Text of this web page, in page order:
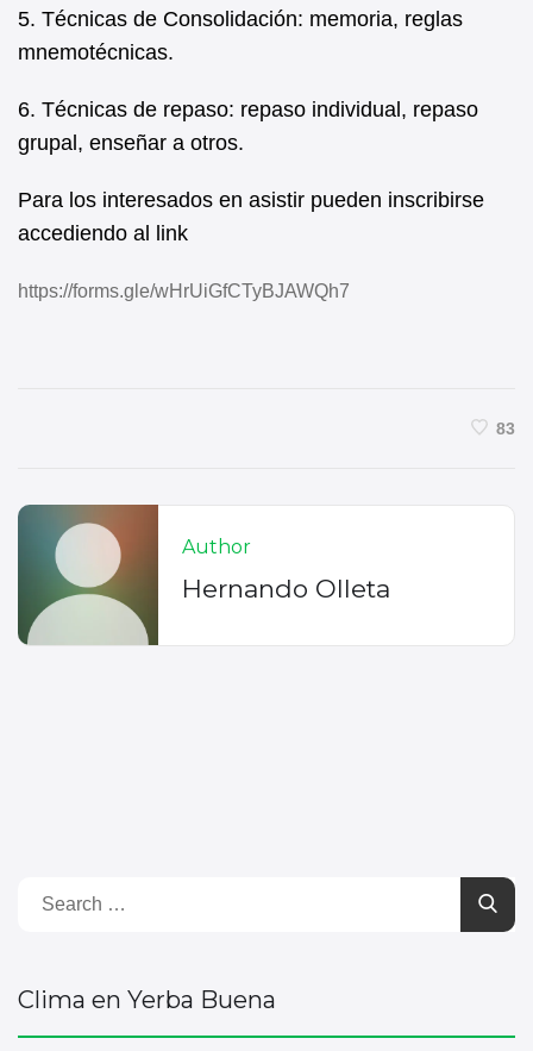
5. Técnicas de Consolidación: memoria, reglas
mnemotécnicas.
6. Técnicas de repaso: repaso individual, repaso
grupal, enseñar a otros.
Para los interesados en asistir pueden inscribirse
accediendo al link
https://forms.gle/wHrUiGfCTyBJAWQh7
83
Author
Hernando Olleta
Clima en Yerba Buena